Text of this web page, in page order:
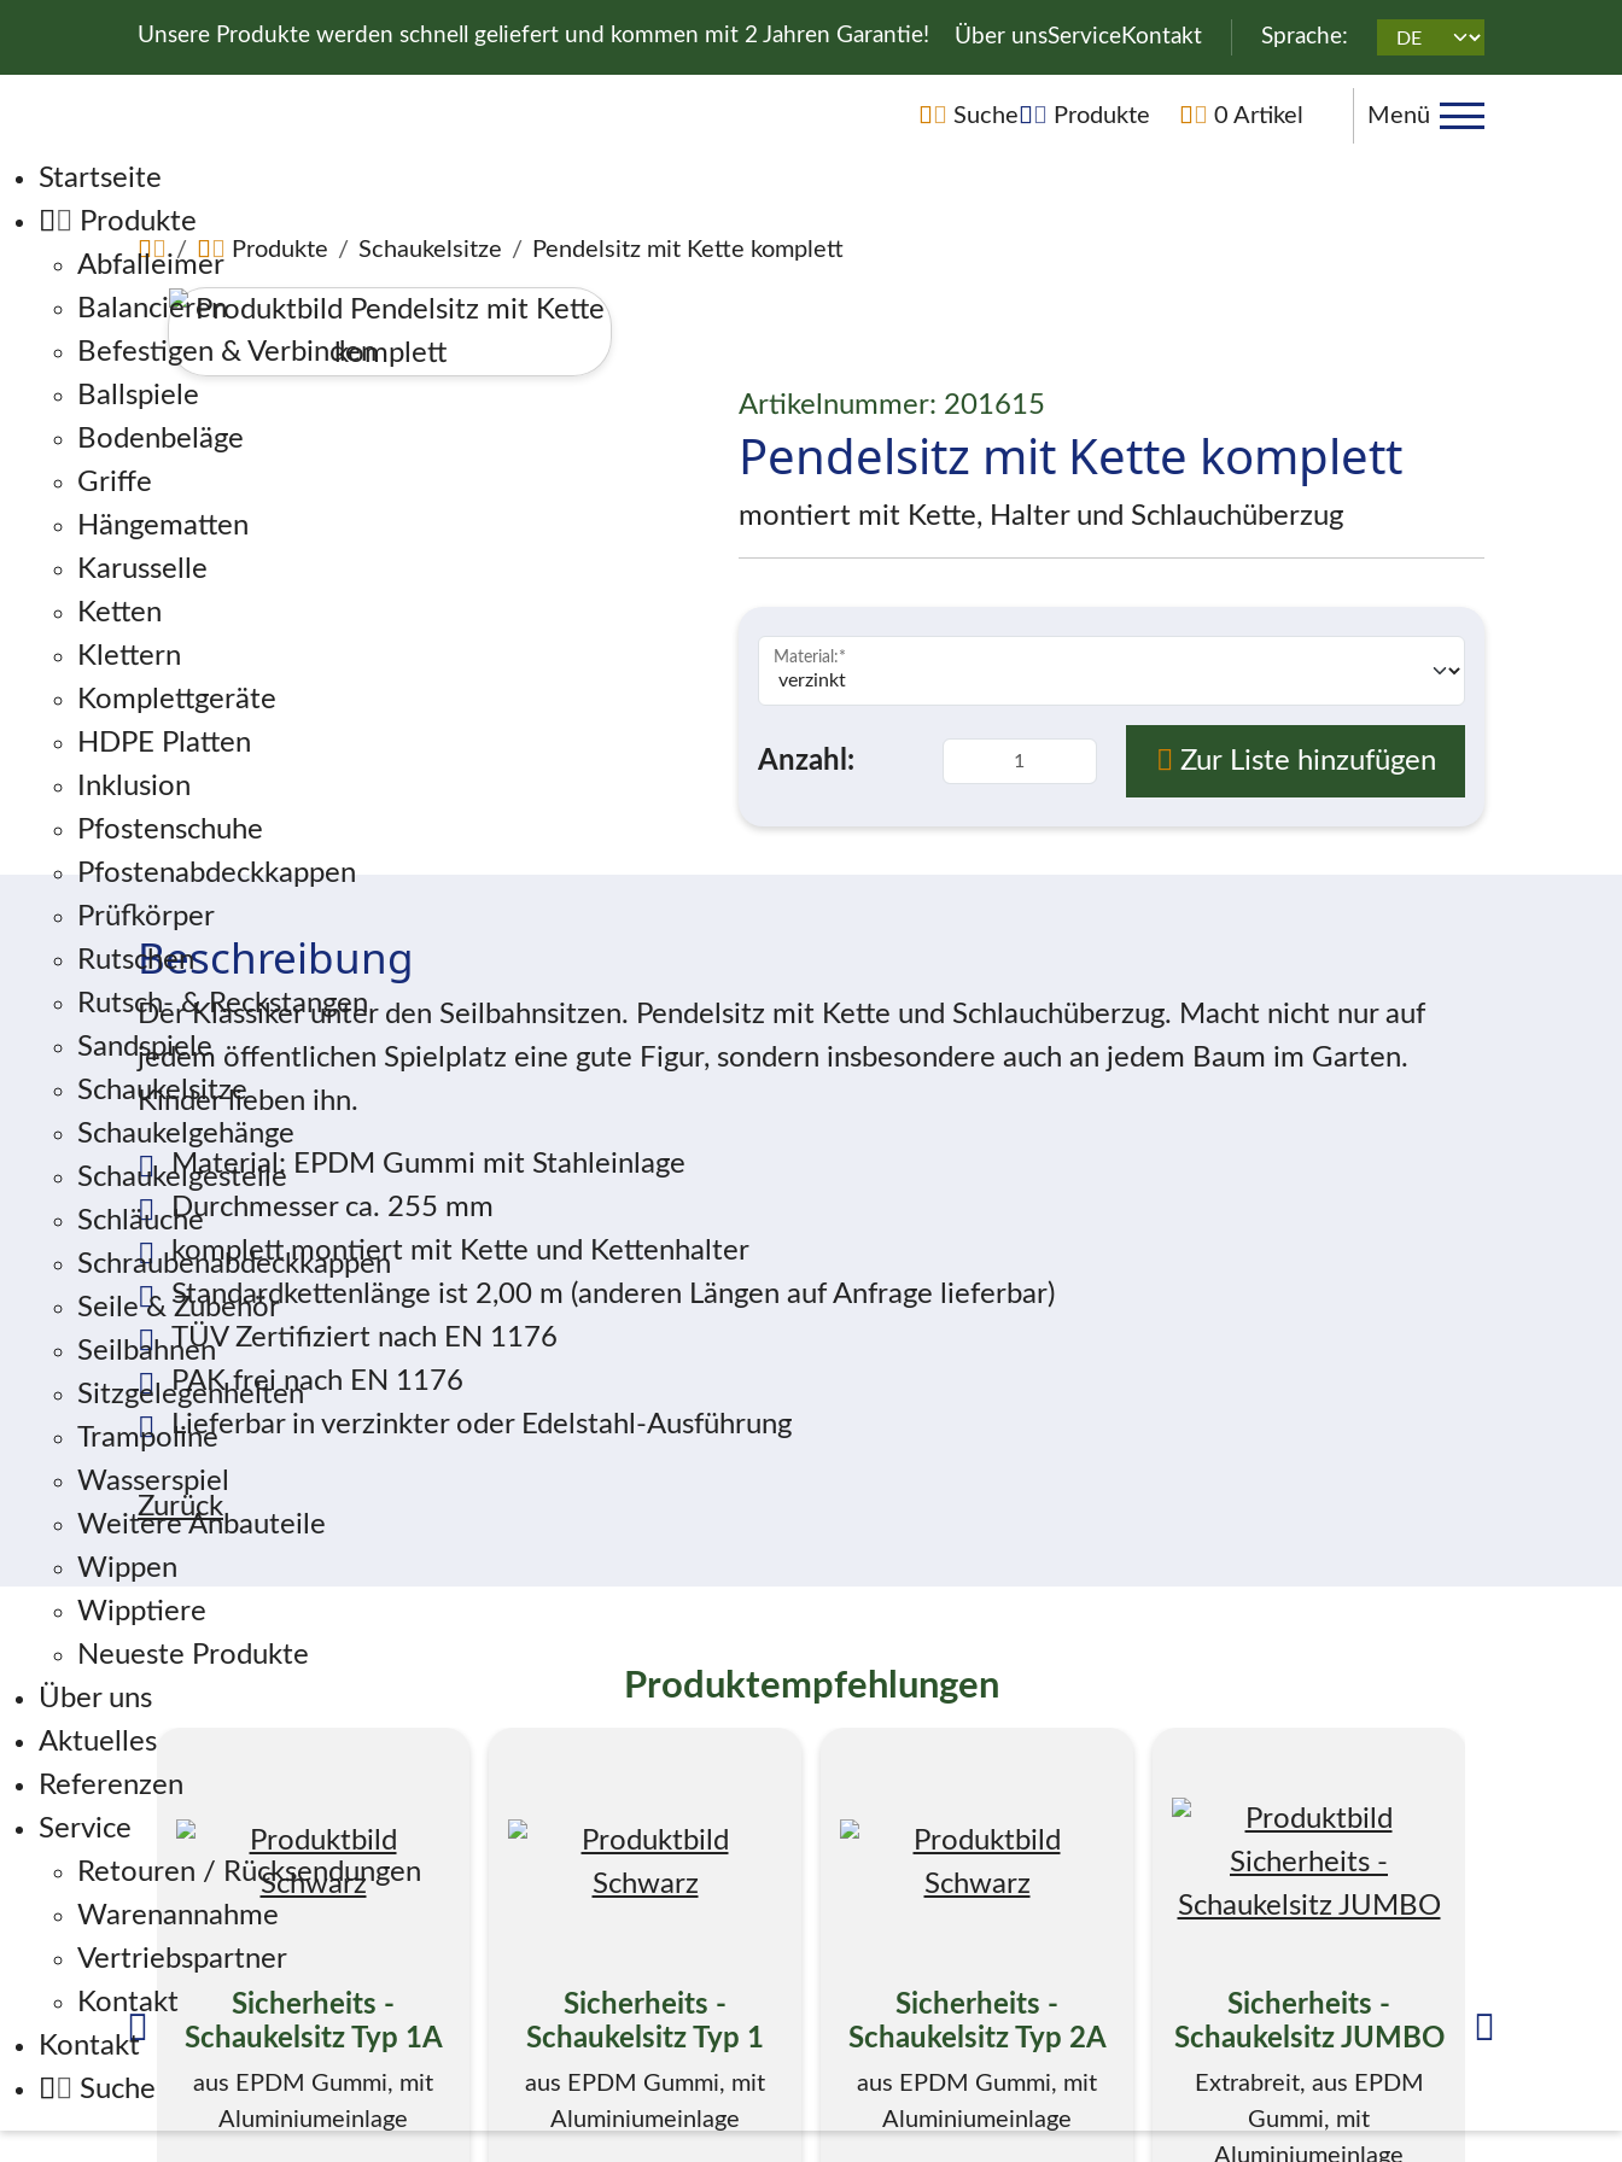
Unsere Produkte werden schnell geliefert und kommen mit 2 Jahren Garantie! Navigation überspringen
Über unsServiceKontakt Sprache:
Navigation überspringen
Suche Produkte 0 Artikel Menü
Navigation überspringen
Startseite
Produkte
Abfalleimer
Balancieren
Befestigen & Verbinden
Ballspiele
Bodenbeläge
Griffe
Hängematten
Karusselle
Ketten
Klettern
Komplettgeräte
HDPE Platten
Inklusion
Pfostenschuhe
Pfostenabdeckkappen
Prüfkörper
Rutschen
Rutsch- & Reckstangen
Sandspiele
Schaukelsitze
Schaukelgehänge
Schaukelgestelle
Schläuche
Schraubenabdeckkappen
Seile & Zubehör
Seilbahnen
Sitzgelegenheiten
Trampoline
Wasserspiel
Weitere Anbauteile
Wippen
Wipptiere
Neueste Produkte
Über uns
Aktuelles
Referenzen
Service
Retouren / Rücksendungen
Warenannahme
Vertriebspartner
Kontakt
Kontakt
Suche
Produkte Schaukelsitze Pendelsitz mit Kette komplett
Artikelnummer: 201615
Pendelsitz mit Kette komplett
montiert mit Kette, Halter und Schlauchüberzug
Material:*
Anzahl: Zur Liste hinzufügen
Beschreibung
Der Klassiker unter den Seilbahnsitzen. Pendelsitz mit Kette und Schlauchüberzug. Macht nicht nur auf
jedem öffentlichen Spielplatz eine gute Figur, sondern insbesondere auch an jedem Baum im Garten.
Kinder lieben ihn.
Material: EPDM Gummi mit Stahleinlage
Durchmesser ca. 255 mm
komplett montiert mit Kette und Kettenhalter
Standardkettenlänge ist 2,00 m (anderen Längen auf Anfrage lieferbar)
TÜV Zertifiziert nach EN 1176
PAK frei nach EN 1176
Lieferbar in verzinkter oder Edelstahl-Ausführung
Zurück
Produktempfehlungen
Sicherheits -
Schaukelsitz Typ 1A
aus EPDM Gummi, mit
Aluminiumeinlage
Sicherheits -
Schaukelsitz Typ 1
aus EPDM Gummi, mit
Aluminiumeinlage
Sicherheits -
Schaukelsitz Typ 2A
aus EPDM Gummi, mit
Aluminiumeinlage
Sicherheits -
Schaukelsitz JUMBO
Extrabreit, aus EPDM
Gummi, mit
Aluminiumeinlage